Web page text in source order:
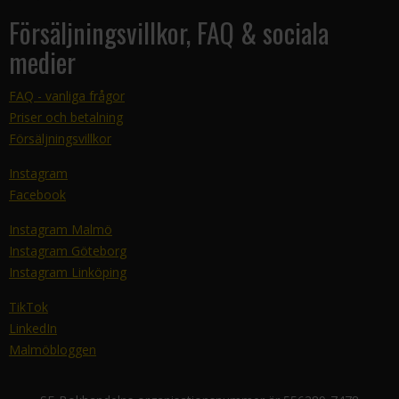
Försäljningsvillkor, FAQ & sociala
medier
FAQ - vanliga frågor
Priser och betalning
Försäljningsvillkor
Instagram
Facebook
Instagram Malmö
Instagram Göteborg
Instagram Linköping
TikTok
LinkedIn
Malmöbloggen